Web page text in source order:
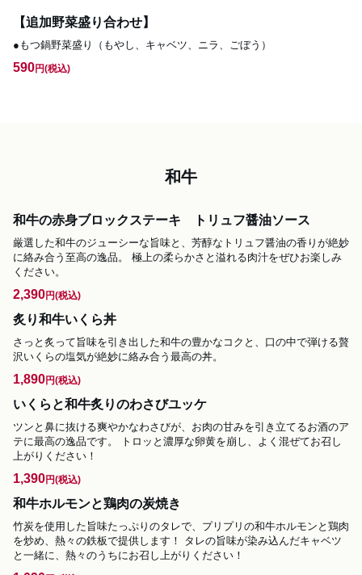
【追加野菜盛り合わせ】
●もつ鍋野菜盛り（もやし、キャベツ、ニラ、ごぼう）
590円(税込)
和牛
和牛の赤身ブロックステーキ トリュフ醤油ソース
厳選した和牛のジューシーな旨味と、芳醇なトリュフ醤油の香りが絶妙
に絡み合う至高の逸品。 極上の柔らかさと溢れる肉汁をぜひお楽しみ
ください。
2,390円(税込)
炙り和牛いくら丼
さっと炙って旨味を引き出した和牛の豊かなコクと、口の中で弾ける贅
沢いくらの塩気が絶妙に絡み合う最高の丼。
1,890円(税込)
いくらと和牛炙りのわさびユッケ
ツンと鼻に抜ける爽やかなわさびが、お肉の甘みを引き立てるお酒のア
テに最高の逸品です。 トロッと濃厚な卵黄を崩し、よく混ぜてお召し
上がりください！
1,390円(税込)
和牛ホルモンと鶏肉の炭焼き
竹炭を使用した旨味たっぷりのタレで、プリプリの和牛ホルモンと鶏肉
を炒め、熱々の鉄板で提供します！ タレの旨味が染み込んだキャベツ
と一緒に、熱々のうちにお召し上がりください！